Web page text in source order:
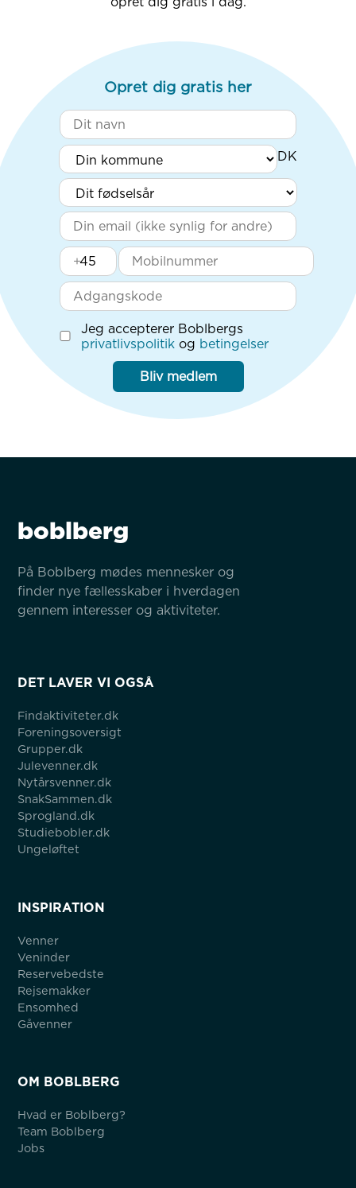
Opret dig gratis her
+
Jeg accepterer Boblbergs
privatlivspolitik og betingelser
Bliv medlem
boblberg
På Boblberg mødes mennesker og
finder nye fællesskaber i hverdagen
gennem interesser og aktiviteter.
DET LAVER VI OGSÅ
Findaktiviteter.dk
Foreningsoversigt
Grupper.dk
Julevenner.dk
Nytårsvenner.dk
SnakSammen.dk
Sprogland.dk
Studiebobler.dk
Ungeløftet
INSPIRATION
Venner
Veninder
Reservebedste
Rejsemakker
Ensomhed
Gåvenner
OM BOBLBERG
Hvad er Boblberg?
Team Boblberg
Jobs